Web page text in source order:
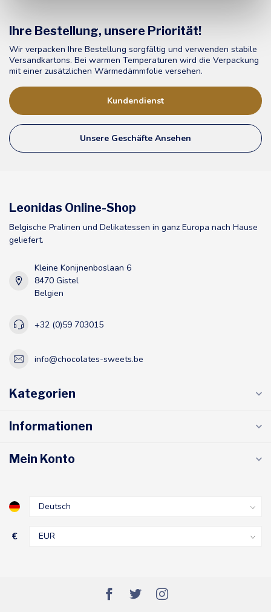
Ihre Bestellung, unsere Priorität!
Wir verpacken Ihre Bestellung sorgfältig und verwenden stabile
Versandkartons. Bei warmen Temperaturen wird die Verpackung
mit einer zusätzlichen Wärmedämmfolie versehen.
Kundendienst
Unsere Geschäfte Ansehen
Leonidas Online-Shop
Belgische Pralinen und Delikatessen in ganz Europa nach Hause
geliefert.
Kleine Konijnenboslaan 6
8470 Gistel
Belgien
+32 (0)59 703015
info@chocolates-sweets.be
Kategorien
Informationen
Mein Konto
€